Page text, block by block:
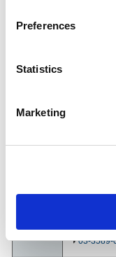
Preferences
Statistics
Marketing
查询由六本木一丁目站
客流量
与其他
东京都港区
03-3589-